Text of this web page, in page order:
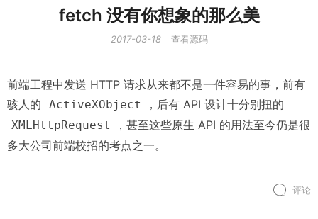
fetch 没有你想象的那么美
2017-03-18 查看源码
前端工程中发送 HTTP 请求从来都不是一件容易的事，前有
骇人的
ActiveXObject ，后有 API 设计十分别扭的
XMLHttpRequest
，甚至这些原生 API 的用法至今仍是很
多大公司前端校招的考点之一。
评论